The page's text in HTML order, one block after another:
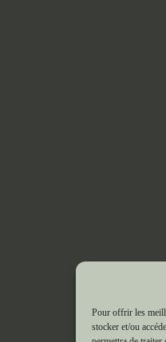
Pour offrir les
stocker et/ou